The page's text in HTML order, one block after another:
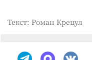
Текст: Роман Крецул